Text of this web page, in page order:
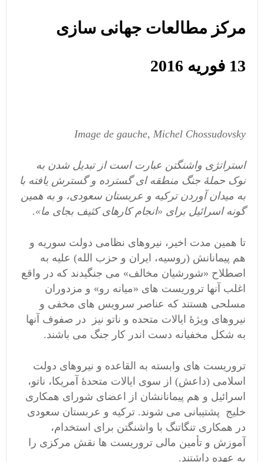
مرکز مطالعات جهانی سازی
13 فوریه 2016
Image de gauche, Michel Chossudovsky
استراتژی واشنگتن عبارت است از تبدیل شدن به
نوک حملۀ جنگ منطقه ای گسترده و گسترش یافته با
به میدان آوردن ترکیه و عربستان سعودی، و به همین
گونه اسرائیل برای «انجام کارهای کثیف بجای ما».
تا همین مدت اخیر، نیروهای نظامی دولت سوریه و
هم پیمانانش (روسیه، ایران و حزب الله) علیه به
اصطلاح «شورشیان مخالف» می جنگیدند که در واقع
اغلب آنها تروریست های «میانه رو» و مزدوران
مسلحی هستند که عناصر سرویس های مخفی و
نیروهای ویژۀ ایالات متحده و ناتو نیز در صفوف آنها
به شکل مخفیانه دست اندر کار جنگ می باشند.
تروریست های وابسته به القاعده و نیروهای دولت
اسلامی (داعش) از سوی ایالات متحدۀ آمریکا، ناتو،
اسرائیل و هم پیمانانشان از اعضای شورای همکاری
خلیج پشتیبانی می شوند. ترکیه و عربستان سعودی
در همکاری تنگاتنگ با واشنگتن برای استخدام،
آموزش و تأمین مالی تروریست ها نقش مرکزی را
به عهده داشتند.